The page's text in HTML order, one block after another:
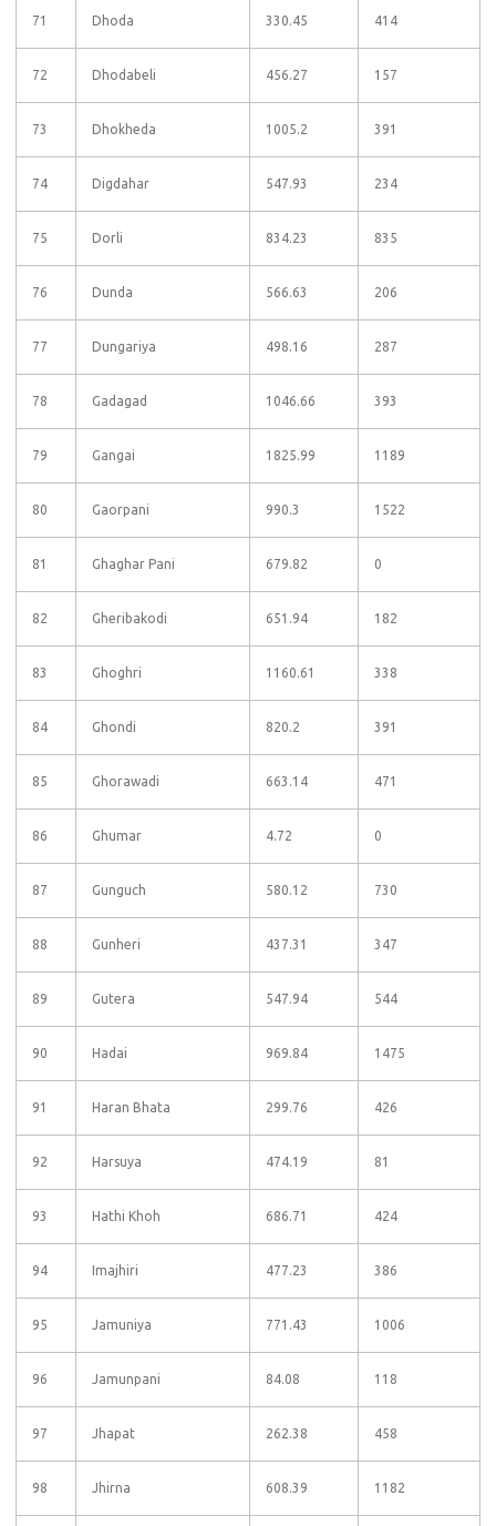
71 Dhoda 330.45 414
72 Dhodabeli 456.27 157
73 Dhokheda 1005.2 391
74 Digdahar 547.93 234
75 Dorli 834.23 835
76 Dunda 566.63 206
77 Dungariya 498.16 287
78 Gadagad 1046.66 393
79 Gangai 1825.99 1189
80 Gaorpani 990.3 1522
81 Ghaghar Pani 679.82 0
82 Gheribakodi 651.94 182
83 Ghoghri 1160.61 338
84 Ghondi 820.2 391
85 Ghorawadi 663.14 471
86 Ghumar 4.72 0
87 Gunguch 580.12 730
88 Gunheri 437.31 347
89 Gutera 547.94 544
90 Hadai 969.84 1475
91 Haran Bhata 299.76 426
92 Harsuya 474.19 81
93 Hathi Khoh 686.71 424
94 Imajhiri 477.23 386
95 Jamuniya 771.43 1006
96 Jamunpani 84.08 118
97 Jhapat 262.38 458
98 Jhirna 608.39 1182